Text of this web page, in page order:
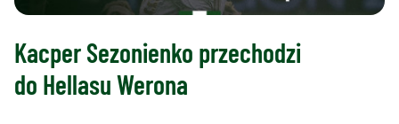
Kacper Sezonienko przechodzi
do Hellasu Werona